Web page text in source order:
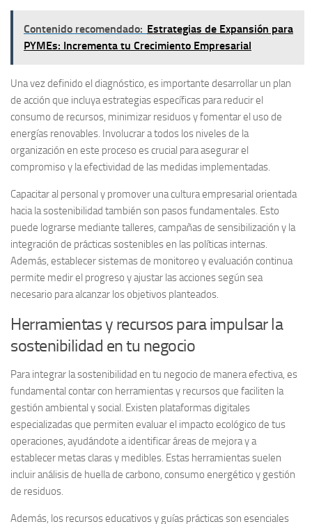
Contenido recomendado: Estrategias de Expansión para
PYMEs: Incrementa tu Crecimiento Empresarial
Una vez definido el diagnóstico, es importante desarrollar un plan
de acción que incluya estrategias específicas para reducir el
consumo de recursos, minimizar residuos y fomentar el uso de
energías renovables. Involucrar a todos los niveles de la
organización en este proceso es crucial para asegurar el
compromiso y la efectividad de las medidas implementadas.
Capacitar al personal y promover una cultura empresarial orientada
hacia la sostenibilidad también son pasos fundamentales. Esto
puede lograrse mediante talleres, campañas de sensibilización y la
integración de prácticas sostenibles en las políticas internas.
Además, establecer sistemas de monitoreo y evaluación continua
permite medir el progreso y ajustar las acciones según sea
necesario para alcanzar los objetivos planteados.
Herramientas y recursos para impulsar la
sostenibilidad en tu negocio
Para integrar la sostenibilidad en tu negocio de manera efectiva, es
fundamental contar con herramientas y recursos que faciliten la
gestión ambiental y social. Existen plataformas digitales
especializadas que permiten evaluar el impacto ecológico de tus
operaciones, ayudándote a identificar áreas de mejora y a
establecer metas claras y medibles. Estas herramientas suelen
incluir análisis de huella de carbono, consumo energético y gestión
de residuos.
Además, los recursos educativos y guías prácticas son esenciales